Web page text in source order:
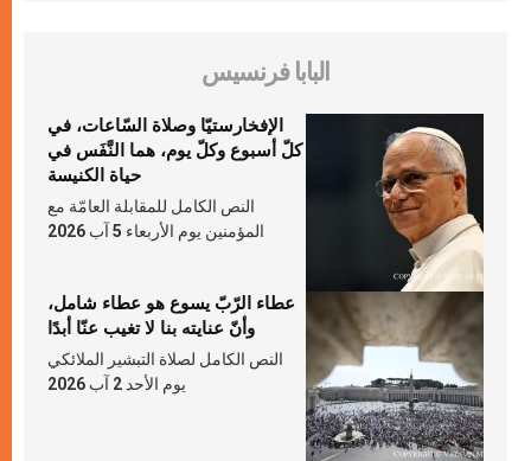
البابا فرنسيس
الإفخارستيّا وصلاة السّاعات، في
كلّ أسبوع وكلّ يوم، هما النَّفَس في
حياة الكنيسة
النص الكامل للمقابلة العامّة مع
المؤمنين يوم الأربعاء 5 آب 2026
عطاء الرّبّ يسوع هو عطاء شامل،
وأنّ عنايته بنا لا تغيب عنّا أبدًا
النص الكامل لصلاة التبشير الملائكي
يوم الأحد 2 آب 2026